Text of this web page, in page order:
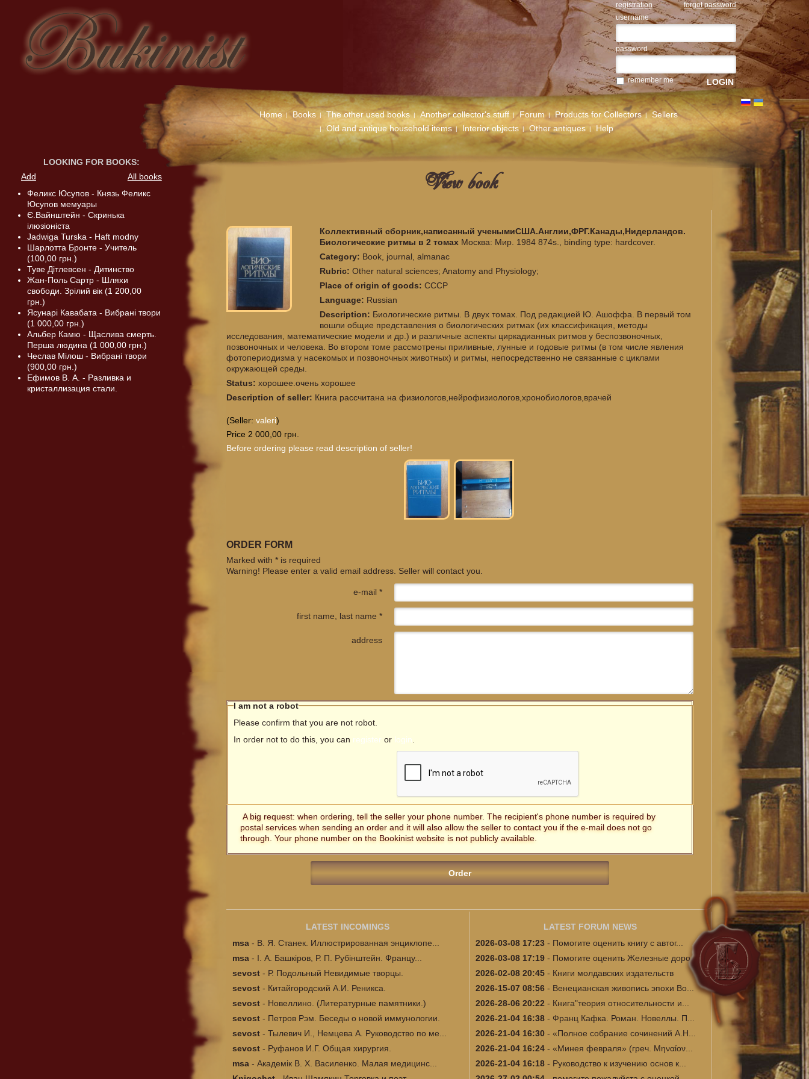
registration
forgot password
username
password
remember me
Home Books The other used books Another collector's stuff Forum Products for Collectors
Sellers
Old and antique household items
Interior objects Other antiques Help
View book
Коллективный сборник,написанный ученымиСША.Англии,ФРГ.Канады,Нидерландов.
Биологические ритмы в 2 томах Москва: Мир. 1984 874s., binding type: hardcover.
Category: Book, journal, almanac
Rubric: Other natural sciences; Anatomy and Physiology;
Place of origin of goods:СССР
Language: Russian
Description: Биологические ритмы. В двух томах. Под редакцией Ю. Ашоффа. В первый том
вошли общие представления о биологических ритмах (их классификация, методы
исследования, математические модели и др.) и различные аспекты циркадианных ритмов у беспозвоночных,
позвоночных и человека. Во втором томе рассмотрены приливные, лунные и годовые ритмы (в том числе явления
фотопериодизма у насекомых и позвоночных животных) и ритмы, непосредственно не связанные с циклами
окружающей среды.
Status:хорошее.очень хорошее
Description of seller: Книга рассчитана на физиологов,нейрофизиологов,хронобиологов,врачей
(Seller:valeri)
Price 2 000,00 грн.
Before ordering please read description of seller!
ORDER FORM
Marked with * is required
Warning! Please enter a valid email address. Seller will contact you.
e-mail *
first name, last name *
address
I am not a robot
Please confirm that you are not robot.
In order not to do this, you can register or login
A big request: when ordering, tell the seller your phone number. The recipient's phone number is required by
postal services when sending an order and it will also allow the seller to contact you if the e-mail does not go
through. Your phone number on the Bookinist website is not publicly available.
LATEST INCOMINGS
msa - В. Я. Станек. Иллюстрированная энциклопе...
msa - І. А. Башкіров, Р. П. Рубінштейн. Францу...
sevost - Р. Подольный Невидимые творцы.
sevost - Китайгородский А.И. Реникса.
sevost - Новеллино. (Литературные памятники.)
sevost - Петров Рэм. Беседы о новой иммунологии.
sevost -Тылевич И., Немцева А. Руководство по ме...
sevost - Руфанов И.Г. Общая хирургия.
msa -Академік В. Х. Василенко. Малая медицинс...
LATEST FORUM NEWS
2026-03-08 17:23- Помогите оценить книгу с автог...
2026-03-08 17:19- Помогите оценить Железные доро...
2026-02-08 20:45- Книги молдавских издательств
2026-15-07 08:56- Венецианская живопись эпохи Во...
2026-28-06 20:22 - Книга"теория относительности и...
2026-21-04 16:38- Франц Кафка. Роман. Новеллы. П...
2026-21-04 16:30- «Полное собрание сочинений А.Н...
2026-21-04 16:24- «Минея февраля» (греч. Μηναίον...
2026-21-04 16:18- Руководство к изучению основ к...
LOOKING FOR BOOKS:
Add
All books
Феликс Юсупов - Князь Феликс
Юсупов мемуары
Є.Вайнштейн - Скринька
ілюзіоніста
Jadwiga Turska - Haft modny
Шарлотта Бронте - Учитель
(100,00 грн.)
Туве Дітлевсен - Дитинство
Жан-Поль Сартр - Шляхи
свободи. Зрілий вік (1 200,00
грн.)
Ясунарі Кавабата - Вибрані твори
(1 000,00 грн.)
Альбер Камю - Щаслива смерть.
Перша людина (1 000,00 грн.)
Чеслав Мілош - Вибрані твори
(900,00 грн.)
Ефимов В. А. - Разливка и
кристаллизация стали.